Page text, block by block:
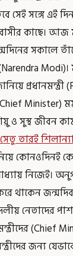
সেই সঙ্গে এই
কাছে। আজ
সকালে
(Narendra
প্রধানমন্ত্রী
Minister)
ও সুস্থ জীবন
তারই
কোনওদিনই
নিজেই।
থাকেন
নেতাদের
(Chief
জন্য